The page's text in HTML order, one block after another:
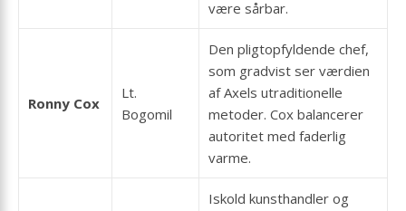
være sårbar.
Ronny Cox
Lt.
Bogomil
Den pligtopfyldende chef,
som gradvist ser værdien
af Axels utraditionelle
metoder. Cox balancerer
autoritet med faderlig
varme.
Iskold kunsthandler og